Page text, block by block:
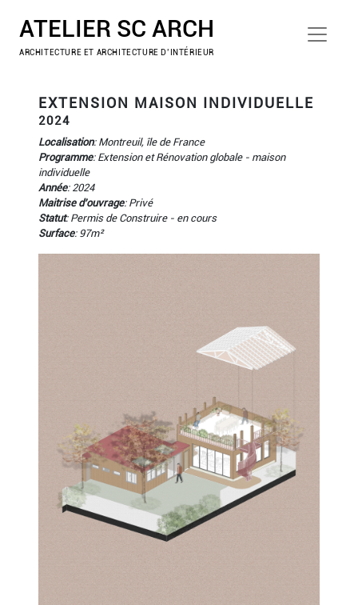
ATELIER SC ARCH
ARCHITECTURE ET ARCHITECTURE D’INTÉRIEUR
EXTENSION MAISON INDIVIDUELLE
2024
Localisation: Montreuil, île de France
Programme: Extension et Rénovation globale - maison
individuelle
Année: 2024
Maitrise d'ouvrage: Privé
Statut: Permis de Construire - en cours
Surface: 97m²